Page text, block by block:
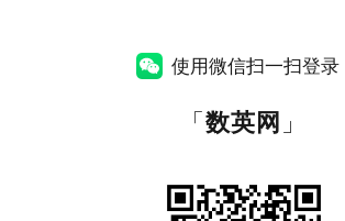
使用微信扫一扫登录
「数英网 」